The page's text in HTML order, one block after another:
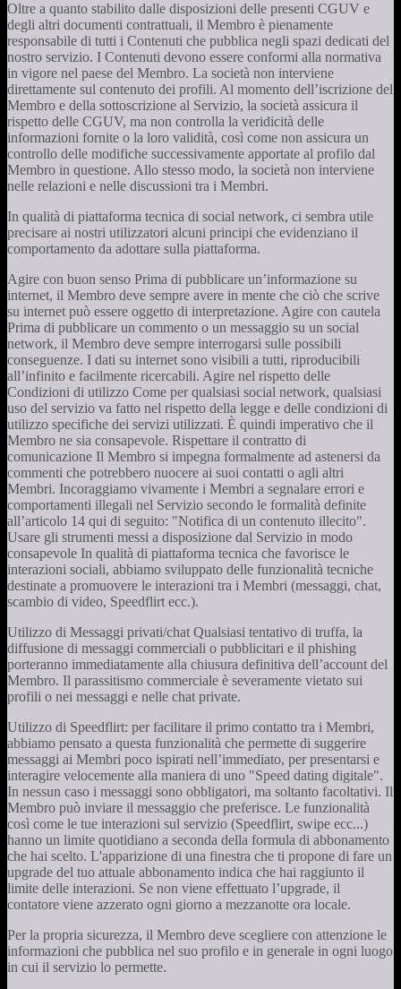
Oltre a quanto stabilito dalle disposizioni delle presenti CGUV e
degli altri documenti contrattuali, il Membro è pienamente
responsabile di tutti i Contenuti che pubblica negli spazi dedicati del
nostro servizio. I Contenuti devono essere conformi alla normativa
in vigore nel paese del Membro. La società non interviene
direttamente sul contenuto dei profili. Al momento dell’iscrizione del
Membro e della sottoscrizione al Servizio, la società assicura il
rispetto delle CGUV, ma non controlla la veridicità delle
informazioni fornite o la loro validità, così come non assicura un
controllo delle modifiche successivamente apportate al profilo dal
Membro in questione. Allo stesso modo, la società non interviene
nelle relazioni e nelle discussioni tra i Membri.
In qualità di piattaforma tecnica di social network, ci sembra utile
precisare ai nostri utilizzatori alcuni principi che evidenziano il
comportamento da adottare sulla piattaforma.
Agire con buon senso Prima di pubblicare un’informazione su
internet, il Membro deve sempre avere in mente che ciò che scrive
su internet può essere oggetto di interpretazione. Agire con cautela
Prima di pubblicare un commento o un messaggio su un social
network, il Membro deve sempre interrogarsi sulle possibili
conseguenze. I dati su internet sono visibili a tutti, riproducibili
all’infinito e facilmente ricercabili. Agire nel rispetto delle
Condizioni di utilizzo Come per qualsiasi social network, qualsiasi
uso del servizio va fatto nel rispetto della legge e delle condizioni di
utilizzo specifiche dei servizi utilizzati. È quindi imperativo che il
Membro ne sia consapevole. Rispettare il contratto di
comunicazione Il Membro si impegna formalmente ad astenersi da
commenti che potrebbero nuocere ai suoi contatti o agli altri
Membri. Incoraggiamo vivamente i Membri a segnalare errori e
comportamenti illegali nel Servizio secondo le formalità definite
all’articolo 14 qui di seguito: "Notifica di un contenuto illecito".
Usare gli strumenti messi a disposizione dal Servizio in modo
consapevole In qualità di piattaforma tecnica che favorisce le
interazioni sociali, abbiamo sviluppato delle funzionalità tecniche
destinate a promuovere le interazioni tra i Membri (messaggi, chat,
scambio di video, Speedflirt ecc.).
Utilizzo di Messaggi privati/chat Qualsiasi tentativo di truffa, la
diffusione di messaggi commerciali o pubblicitari e il phishing
porteranno immediatamente alla chiusura definitiva dell’account del
Membro. Il parassitismo commerciale è severamente vietato sui
profili o nei messaggi e nelle chat private.
Utilizzo di Speedflirt: per facilitare il primo contatto tra i Membri,
abbiamo pensato a questa funzionalità che permette di suggerire
messaggi ai Membri poco ispirati nell’immediato, per presentarsi e
interagire velocemente alla maniera di uno "Speed dating digitale".
In nessun caso i messaggi sono obbligatori, ma soltanto facoltativi. Il
Membro può inviare il messaggio che preferisce. Le funzionalità
così come le tue interazioni sul servizio (Speedflirt, swipe ecc...)
hanno un limite quotidiano a seconda della formula di abbonamento
che hai scelto. L'apparizione di una finestra che ti propone di fare un
upgrade del tuo attuale abbonamento indica che hai raggiunto il
limite delle interazioni. Se non viene effettuato l’upgrade, il
contatore viene azzerato ogni giorno a mezzanotte ora locale.
Per la propria sicurezza, il Membro deve scegliere con attenzione le
informazioni che pubblica nel suo profilo e in generale in ogni luogo
in cui il servizio lo permette.